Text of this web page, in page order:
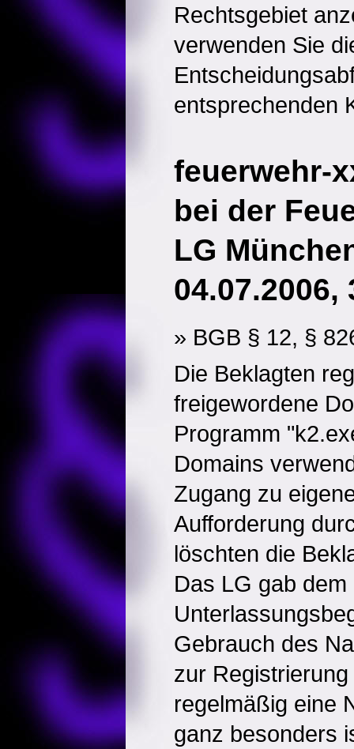
Rechtsgebiet
verwenden Sie
entsprechenden
feuerwehr-
bei der
LG
04.07.2006,
» BGB § 12, §
Die Beklagten
freigewordene
Programm
Domains
Zugang zu
Aufforderung
löschten die
Das LG gab dem
Gebrauch des
zur
regelmäßig eine
ganz besonders